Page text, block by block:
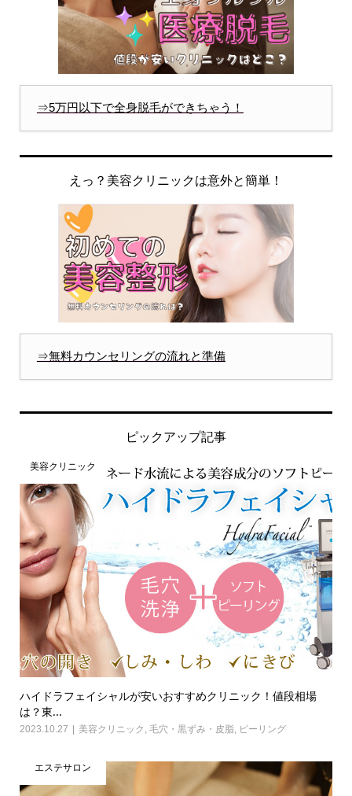
⇒5万円以下で全身脱毛ができちゃう！
えっ？美容クリニックは意外と簡単！
⇒無料カウンセリングの流れと準備
ピックアップ記事
美容クリニック
ハイドラフェイシャルが安いおすすめクリニック！値段相場
は？東...
2023.10.27 美容クリニック , 毛穴・黒ずみ・皮脂, ピーリング
エステサロン